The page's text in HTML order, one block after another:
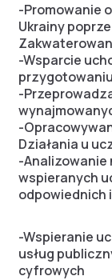
-Promowanie
Ukrainy
-Wsparcie
-
-
Działania u
-
wspieranych
odpowiednich
-Wspieranie
usług
cyfrowych